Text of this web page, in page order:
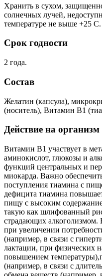
Хранить в сухом,
солнечных лучей,
температуре не выше +25 С.
Срок годности
2 года.
Состав
Желатин (капсула),
(носитель), Витамин В1
Действие на организм
Витамин В1 участвует в
аминокислот, глюкозы и
функций центральных и
миокарда. Важно
поступления тиамина с
дефицита тиамина
пищу с высоким
такую как шлифованный
страдающих
при увеличении
(например, в связи с
лактации, при физических
повышением
(например, в связи с